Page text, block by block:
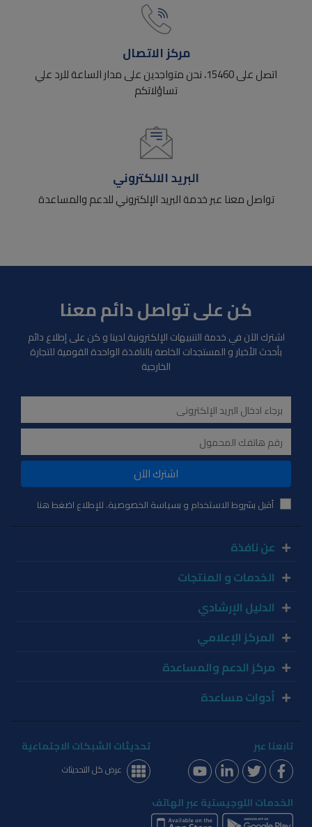
مركز الاتصال
اتصل على 15460، نحن متواجدين على مدار الساعة للرد علي
تساؤلاتكم
البريد الالكتروني
تواصل معنا عبر خدمة البريد الإلكتروني للدعم والمساعدة
كن على تواصل دائم معنا
اشترك الآن في خدمة التنبيهات الإلكترونية لدينا و كن على إطلاع دائم
بأحدث الأخبار و المستجدات الخاصة بالنافذة الواحدة القومية للتجارة
الخارجية
اشترك الآن
أقبل بشروط الاستخدام و بسياسة الخصوصية. للإطلاع اضغط هنا
عن نافذة
الخدمات و المنتجات
الدليل الإرشادي
المركز الإعلامي
مركز الدعم والمساعدة
أدوات مساعدة
تابعنا عبر تحديثات الشبكات الاجتماعية
عرض كل التحديثات
الخدمات اللوجيستية عبر الهاتف